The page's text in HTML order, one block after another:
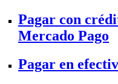
Pagar con
Mercado Pago
Pagar en